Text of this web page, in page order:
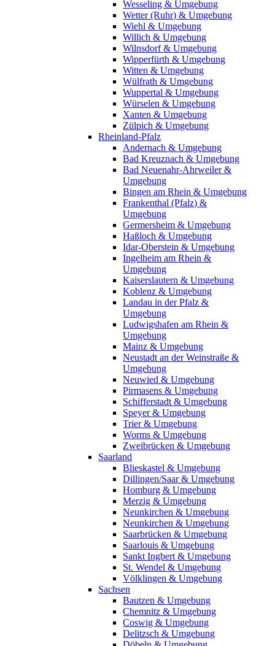
Wesseling & Umgebung
Wetter (Ruhr) & Umgebung
Wiehl & Umgebung
Willich & Umgebung
Wilnsdorf & Umgebung
Wipperfürth & Umgebung
Witten & Umgebung
Wülfrath & Umgebung
Wuppertal & Umgebung
Würselen & Umgebung
Xanten & Umgebung
Zülpich & Umgebung
Rheinland-Pfalz
Andernach & Umgebung
Bad Kreuznach & Umgebung
Bad Neuenahr-Ahrweiler &
Umgebung
Bingen am Rhein & Umgebung
Frankenthal (Pfalz) &
Umgebung
Germersheim & Umgebung
Haßloch & Umgebung
Idar-Oberstein & Umgebung
Ingelheim am Rhein &
Umgebung
Kaiserslautern & Umgebung
Koblenz & Umgebung
Landau in der Pfalz &
Umgebung
Ludwigshafen am Rhein &
Umgebung
Mainz & Umgebung
Neustadt an der Weinstraße &
Umgebung
Neuwied & Umgebung
Pirmasens & Umgebung
Schifferstadt & Umgebung
Speyer & Umgebung
Trier & Umgebung
Worms & Umgebung
Zweibrücken & Umgebung
Saarland
Blieskastel & Umgebung
Dillingen/Saar & Umgebung
Homburg & Umgebung
Merzig & Umgebung
Neunkirchen & Umgebung
Neunkirchen & Umgebung
Saarbrücken & Umgebung
Saarlouis & Umgebung
Sankt Ingbert & Umgebung
St. Wendel & Umgebung
Völklingen & Umgebung
Sachsen
Bautzen & Umgebung
Chemnitz & Umgebung
Coswig & Umgebung
Delitzsch & Umgebung